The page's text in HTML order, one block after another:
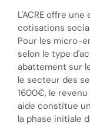
L'ACRE offre
cotisations
Pour les micro-
selon le type
abattement sur
le secteur des
1600€, le
aide constitue
la phase initiale